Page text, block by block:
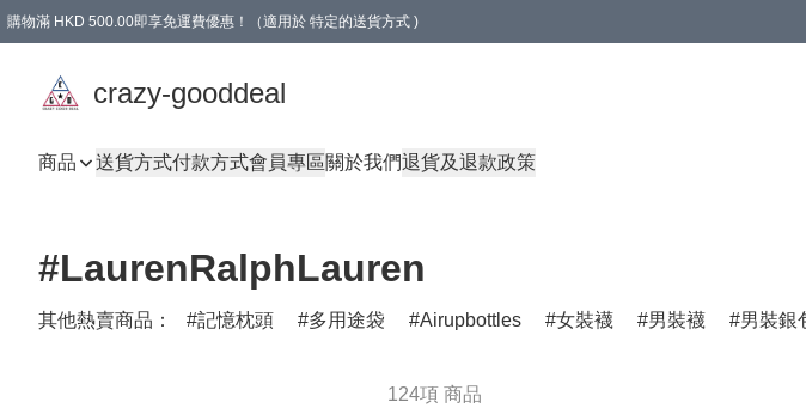
購物滿 HKD 500.00即享免運費優惠！（適用於 特定的送貨方式 )
crazy-gooddeal
商品 送貨方式付款方式會員專區關於我們退貨及退款政策
#LaurenRalphLauren
其他熱賣商品： 記憶枕頭 多用途袋 Airupbottles 女裝襪 男裝襪 男裝銀
124項 商品